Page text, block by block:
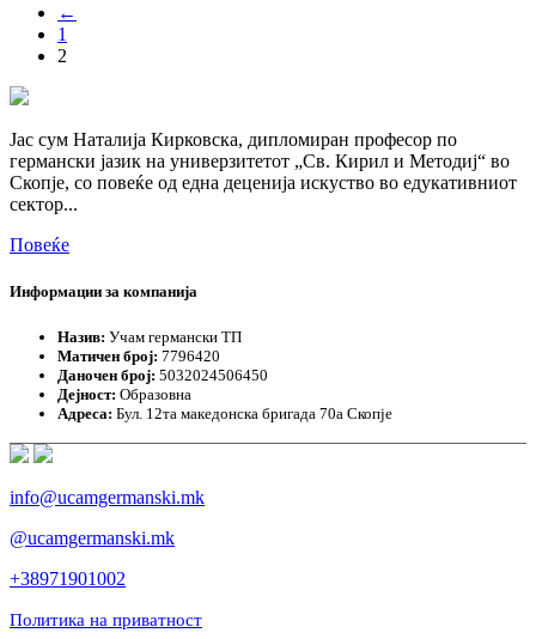
←
1
2
Јас сум Наталија Кирковска, дипломиран професор по
германски јазик на универзитетот „Св. Кирил и Методиј“ во
Скопје, со повеќе од една деценија искуство во едукативниот
сектор...
Повеќе
Информации за компанија
Назив: Учам германски ТП
Матичен број: 7796420
Даночен број: 5032024506450
Дејност: Образовна
Адреса: Бул. 12та македонска бригада 70а Скопје
info@ucamgermanski.mk
@ucamgermanski.mk
+38971901002
Политика на приватност